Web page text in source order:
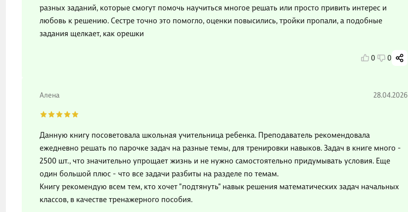
разных заданий, которые смогут помочь научиться многое решать или просто привить интерес и
любовь к решению. Сестре точно это помогло, оценки повысились, тройки пропали, а подобные
задания щелкает, как орешки
0 0
Алена 28.04.2026
Данную книгу посоветовала школьная учительница ребенка. Преподаватель рекомендовала
ежедневно решать по парочке задач на разные темы, для тренировки навыков. Задач в книге много -
2500 шт., что значительно упрощает жизнь и не нужно самостоятельно придумывать условия. Еще
один большой плюс - что все задачи разбиты на разделе по темам.
Книгу рекомендую всем тем, кто хочет "подтянуть" навык решения математических задач начальных
классов, в качестве тренажерного пособия.